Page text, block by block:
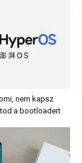
nem kapsz
a bootloadert